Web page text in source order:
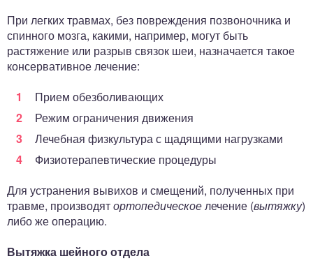
При легких травмах, без повреждения позвоночника и
спинного мозга, какими, например, могут быть
растяжение или разрыв связок шеи, назначается такое
консервативное лечение:
Прием обезболивающих
Режим ограничения движения
Лечебная физкультура с щадящими нагрузками
Физиотерапевтические процедуры
Для устранения вывихов и смещений, полученных при
травме, производятортопедическоелечение (вытяжку)
либо же операцию.
Вытяжка шейного отдела